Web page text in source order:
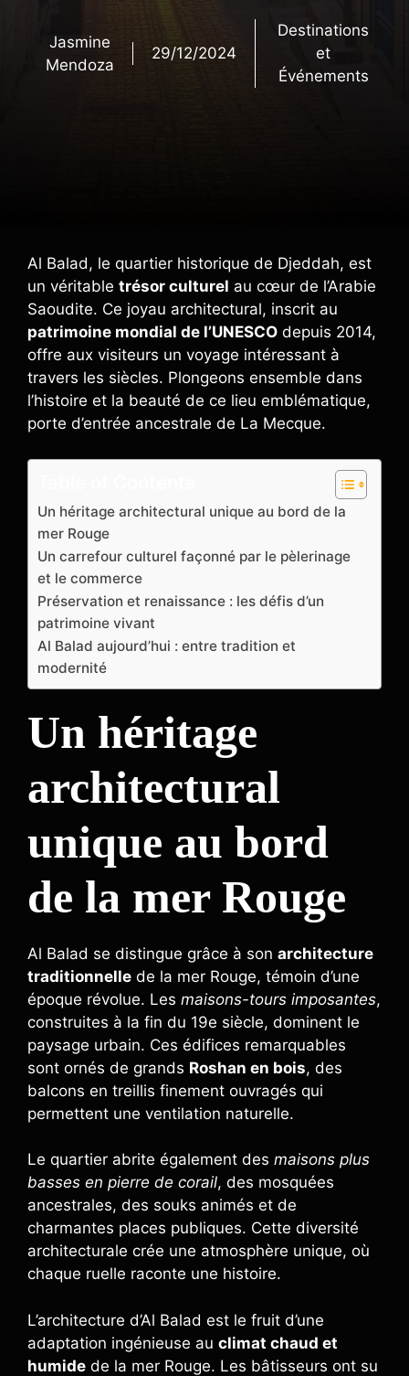
Jasmine
Mendoza
29/12/2024
Destinations
et
Événements
Al Balad, le quartier historique de Djeddah, est
un véritable trésor culturel au cœur de l’Arabie
Saoudite. Ce joyau architectural, inscrit au
patrimoine mondial de l’UNESCO depuis 2014,
offre aux visiteurs un voyage intéressant à
travers les siècles. Plongeons ensemble dans
l’histoire et la beauté de ce lieu emblématique,
porte d’entrée ancestrale de La Mecque.
Un héritage architectural unique au bord de la
mer Rouge
Un carrefour culturel façonné par le pèlerinage
et le commerce
Préservation et renaissance : les défis d’un
patrimoine vivant
Al Balad aujourd’hui : entre tradition et
modernité
Un héritage
architectural
unique au bord
de la mer Rouge
Al Balad se distingue grâce à son architecture
traditionnelle de la mer Rouge, témoin d’une
époque révolue. Les maisons-tours imposantes,
construites à la fin du 19e siècle, dominent le
paysage urbain. Ces édifices remarquables
sont ornés de grands Roshan en bois, des
balcons en treillis finement ouvragés qui
permettent une ventilation naturelle.
Le quartier abrite également des maisons plus
basses en pierre de corail, des mosquées
ancestrales, des souks animés et de
charmantes places publiques. Cette diversité
architecturale crée une atmosphère unique, où
chaque ruelle raconte une histoire.
L’architecture d’Al Balad est le fruit d’une
adaptation ingénieuse au climat chaud et
humide de la mer Rouge. Les bâtisseurs ont su